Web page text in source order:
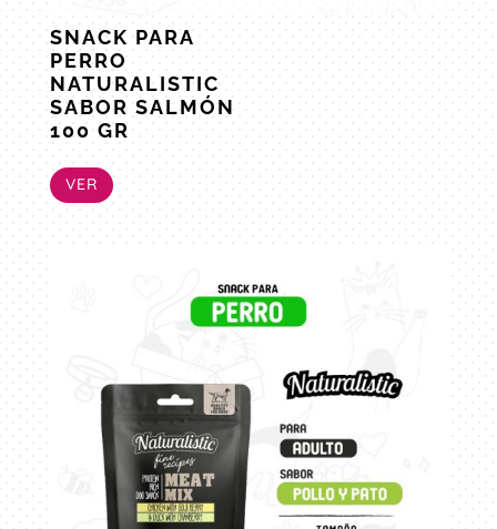
SNACK PARA
PERRO
NATURALISTIC
SABOR SALMÓN
100 GR
VER